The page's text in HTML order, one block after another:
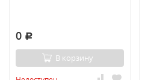
0 Р
В корзину